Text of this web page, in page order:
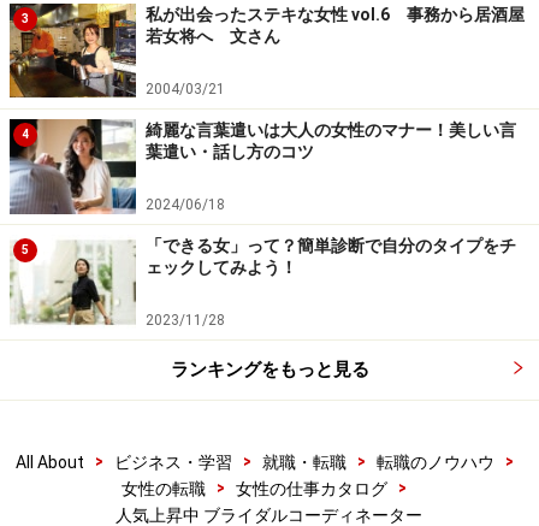
3
私が出会ったステキな女性 vol.6 事務から居酒屋
若女将へ 文さん
2004/03/21
4
綺麗な言葉遣いは大人の女性のマナー！美しい言
葉遣い・話し方のコツ
2024/06/18
5
「できる女」って？簡単診断で自分のタイプをチ
ェックしてみよう！
2023/11/28
ランキングをもっと見る
All About > ビジネス・学習 > 就職・転職 > 転職のノウハウ
>
女性の転職
> 女性の仕事カタログ
>
人気上昇中 ブライダルコーディネーター